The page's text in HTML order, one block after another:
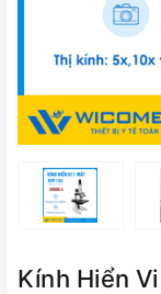
Kính Hiển